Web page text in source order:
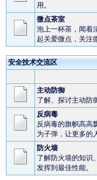
用。
微点茶室
泡上一杯茶，闻着
起关爱微点，关注
安全技术交流区
主动防御
了解、探讨主动防
反病毒
反病毒的旗帜高高
为子弹，让更多的
防火墙
了解防火墙的知识
发挥到最佳性能。